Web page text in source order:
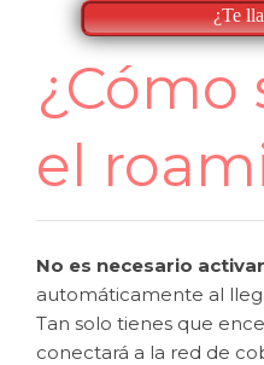
¿Te
¿Cómo
el
No es necesario
automáticamente al
Tan solo tienes que
conectará a la red de